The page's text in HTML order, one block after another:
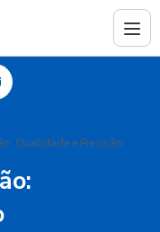
Qualidade e Precisão